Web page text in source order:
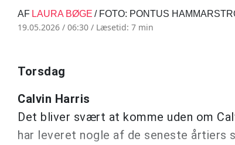
AF LAURA BØGE / FOTO: PONTUS
19.05.2026 / 06:30 / Læsetid: 7 min
Torsdag
Calvin Harris
Det bliver svært at komme uden om
har leveret nogle af de seneste årtiers